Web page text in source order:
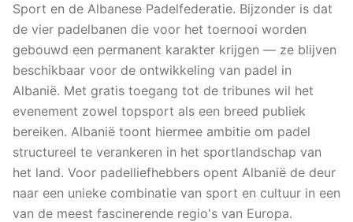
Sport en de Albanese Padelfederatie. Bijzonder is dat
de vier padelbanen die voor het toernooi worden
gebouwd een permanent karakter krijgen — ze blijven
beschikbaar voor de ontwikkeling van padel in
Albanië. Met gratis toegang tot de tribunes wil het
evenement zowel topsport als een breed publiek
bereiken. Albanië toont hiermee ambitie om padel
structureel te verankeren in het sportlandschap van
het land. Voor padelliefhebbers opent Albanië de deur
naar een unieke combinatie van sport en cultuur in een
van de meest fascinerende regio's van Europa.